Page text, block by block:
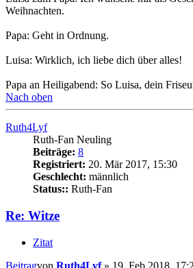
Weihnachten.
Papa: Geht in Ordnung.
Luisa: Wirklich, ich liebe dich über alles!
Papa an Heiligabend: So Luisa, dein
Nach oben
Ruth4Lyf
Ruth-Fan Neuling
Beiträge: 8
Registriert: 20. Mär 2017, 15:30
Geschlecht: männlich
Status:: Ruth-Fan
Re: Witze
Zitat
Beitragvon Ruth4Lyf» 19. Feb 2018,